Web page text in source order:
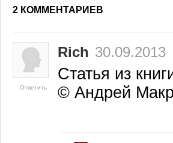
2 КОММЕНТАРИЕВ
Ответить
Rich 30.09.2013
Статья из
© Андрей